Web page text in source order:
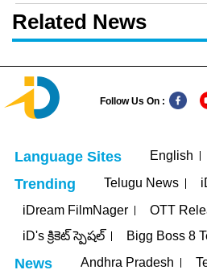
Related News
Follow Us On :
Language Sites English
Trending Telugu News
iDream FilmNager
OTT
iD's క్రికెట్ స్పెషల్
Bigg Boss 8
News Andhra Pradesh